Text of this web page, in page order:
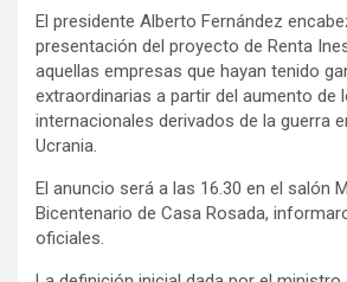
El presidente Alberto Fernández
presentación del proyecto de Renta
aquellas empresas que hayan tenido
extraordinarias a partir del aumento de
internacionales derivados de la guerra
Ucrania.
El anuncio será a las 16.30 en el salón
Bicentenario de Casa Rosada,
oficiales.